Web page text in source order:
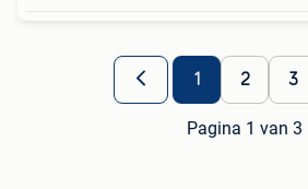
1 2 3
Pagina 1 van 3